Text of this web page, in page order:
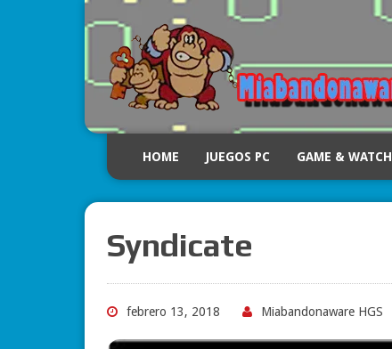
HOME JUEGOS PC GAME & WATCH
Syndicate
febrero 13, 2018 Miabandonaware HGS